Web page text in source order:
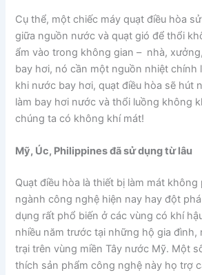
Cụ thể, một chiếc máy quạt điều hòa
giữa nguồn nước và quạt gió để thổi
ẩm vào trong không gian – nhà,
bay hơi, nó cần một nguồn nhiệt chính
khi nước bay hơi, quạt điều hòa sẽ hút
làm bay hơi nước và thổi luồng không
chúng ta có không khí mát!
Mỹ, Úc, Philippines đã sử dụng từ lâu
Quạt điều hòa là thiết bị làm mát
ngành công nghệ hiện nay hay đột
dụng rất phổ biến ở các vùng có khí
nhiều năm trước tại những hộ gia đình,
trại trên vùng miền Tây nước Mỹ. Một
thích sản phẩm công nghệ này họ trợ